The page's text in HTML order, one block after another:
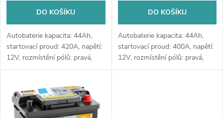
u
k
t
ů
u
k
ů
DO KOŠÍKU
Autobaterie kapacita: 44Ah,
startovací proud: 420A, napětí:
12V, rozmístění pólů: pravá,
rozměry: 207 x 175 x 175,
vozy se standardními nároky
na...
DO KOŠÍKU
Autobaterie kapacita: 44Ah,
startovací proud: 400A, napětí:
12V, rozmístění pólů: pravá,
rozměry: 175 x 175 x 190,